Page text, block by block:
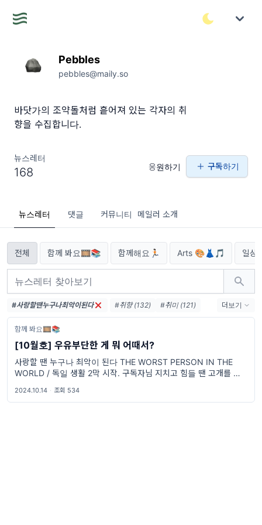
Pebbles
pebbles@maily.so
바닷가의 조약돌처럼 흩어져 있는 각자의 취
향을 수집합니다.
뉴스레터
168 응원하기 구독하기
뉴스레터 댓글 커뮤니티 메일러 소개
전체 함께 봐요🎞📚 함께해요🏃🏻 Arts 🎨👗🎵 일상
#사랑할땐누구나최악이된다 #취향 (132)
#취미 (121)
#취향기록 (76)
#영화 (33)
#해외생활 (16)
#교환학생 (15)
#밴드 (12)
#콘서트 (10)
더보기
함께 봐요🎞📚
[10월호] 우유부단한 게 뭐 어때서?
사랑할 땐 누구나 최악이 된다 THE WORST PERSON IN THE
WORLD / 독일 생활 2막 시작. 구독자님 지치고 힘들 땐 고개를 들어
2024.10.14 · 조회 534